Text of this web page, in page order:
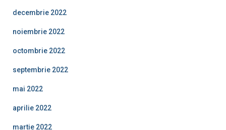
decembrie 2022
noiembrie 2022
octombrie 2022
septembrie 2022
mai 2022
aprilie 2022
martie 2022